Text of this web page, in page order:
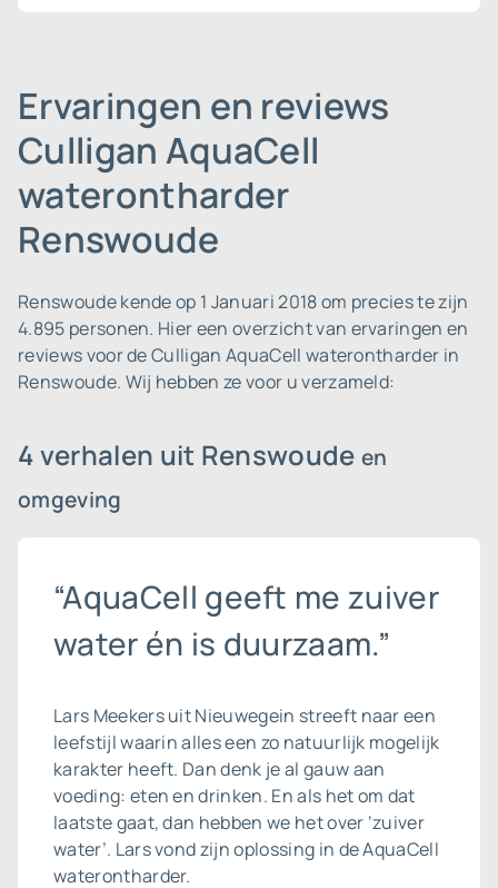
Ervaringen en reviews
Culligan AquaCell
waterontharder
Renswoude
Renswoude kende op 1 Januari 2018 om precies te zijn
4.895 personen. Hier een overzicht van ervaringen en
reviews voor de Culligan AquaCell waterontharder in
Renswoude. Wij hebben ze voor u verzameld:
4 verhalen uit Renswoude en
omgeving
“AquaCell geeft me zuiver
water én is duurzaam.”
Lars Meekers uit Nieuwegein streeft naar een
leefstijl waarin alles een zo natuurlijk mogelijk
karakter heeft. Dan denk je al gauw aan
voeding: eten en drinken. En als het om dat
laatste gaat, dan hebben we het over ‘zuiver
water’. Lars vond zijn oplossing in de AquaCell
waterontharder.